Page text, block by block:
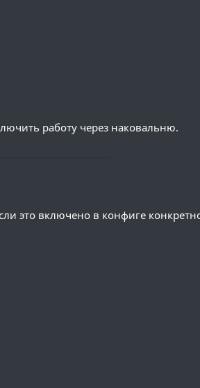
работу через наковальню.
это включено в конфиге